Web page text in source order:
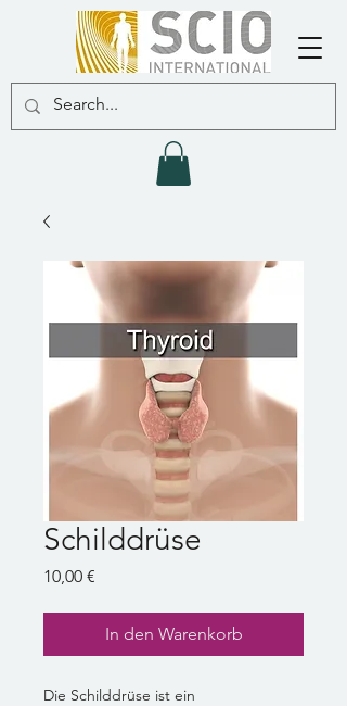
Schilddrüse
10,00 €
In den Warenkorb
Die Schilddrüse ist ein